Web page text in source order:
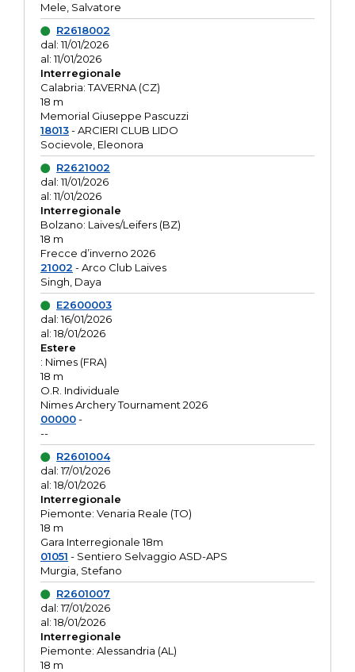
Mele, Salvatore
R2618002
dal: 11/01/2026
al: 11/01/2026
Interregionale
Calabria: TAVERNA (CZ)
18 m
Memorial Giuseppe Pascuzzi
18013- ARCIERI CLUB LIDO
Socievole, Eleonora
R2621002
dal: 11/01/2026
al: 11/01/2026
Interregionale
Bolzano: Laives/Leifers (BZ)
18 m
Frecce d’inverno 2026
21002 - Arco Club Laives
Singh, Daya
E2600003
dal: 16/01/2026
al: 18/01/2026
Estere
: Nimes (FRA)
18 m
O.R. Individuale
Nimes Archery Tournament 2026
00000-
--
R2601004
dal: 17/01/2026
al: 18/01/2026
Interregionale
Piemonte: Venaria Reale (TO)
18 m
Gara Interregionale 18m
01051 - Sentiero Selvaggio ASD-APS
Murgia, Stefano
R2601007
dal: 17/01/2026
al: 18/01/2026
Interregionale
Piemonte: Alessandria (AL)
18 m